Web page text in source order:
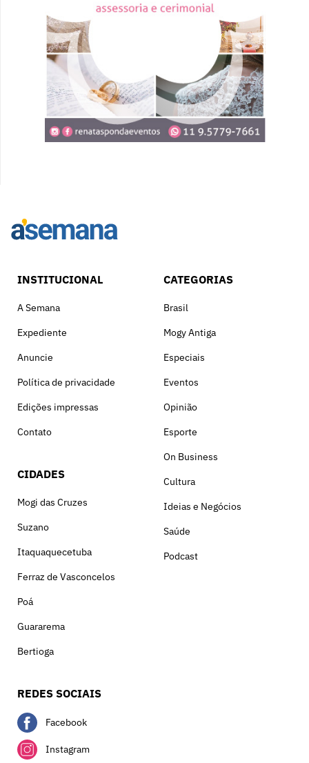
INSTITUCIONAL
A Semana
Expediente
Anuncie
Política de privacidade
Edições impressas
Contato
CIDADES
Mogi das Cruzes
Suzano
Itaquaquecetuba
Ferraz de Vasconcelos
Poá
Guararema
Bertioga
CATEGORIAS
Brasil
Mogy Antiga
Especiais
Eventos
Opinião
Esporte
On Business
Cultura
Ideias e Negócios
Saúde
Podcast
REDES SOCIAIS
Facebook
Instagram